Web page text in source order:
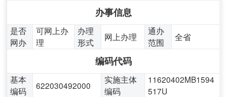
办事信息
是否
网办
可网上办
理
办理
形式
网上办理
通办
范围
全省
编码代码
基本
编码
622030492000
实施主体
编码
11620402MB1594
517U